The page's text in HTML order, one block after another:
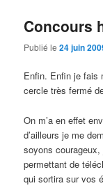
Concours
Publié le24 juin
Enfin. Enfin je fais
cercle très fermé
On m’a en effet
d’ailleurs je me
soyons
permettant de
qui sortira sur vos